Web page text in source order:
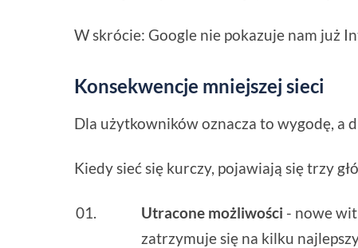
W skrócie: Google nie pokazuje nam już
Konsekwencje mniejszej sieci
Dla użytkowników oznacza to wygodę, a
Kiedy sieć się kurczy, pojawiają się trzy
Utracone możliwości - nowe
zatrzymuje się na kilku